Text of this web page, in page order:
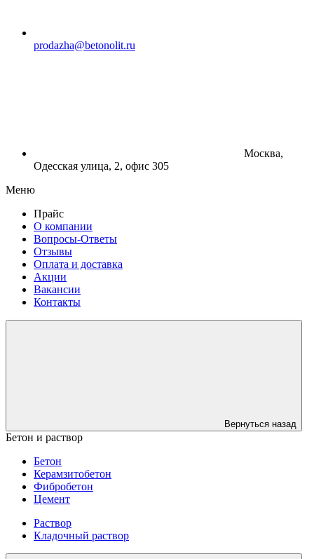
prodazha@betonolit.ru
Москва,
Одесская улица, 2, офис 305
Меню
Прайс
О компании
Вопросы-Ответы
Отзывы
Оплата и доставка
Акции
Вакансии
Контакты
Вернуться назад
Бетон и раствор
Бетон
Керамзитобетон
Фибробетон
Цемент
Раствор
Кладочный раствор